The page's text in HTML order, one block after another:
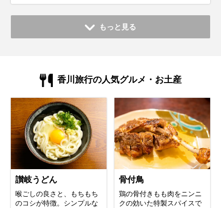
もっと見る
香川旅行の人気グルメ・お土産
讃岐うどん
喉ごしの良さと、もちもち
のコシが特徴。シンプルな
骨付鳥
鶏の骨付きもも肉をニンニ
クの効いた特製スパイスで